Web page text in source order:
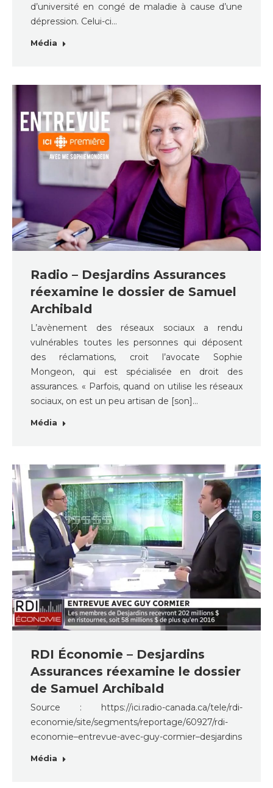
d’université en congé de maladie à cause d’une
dépression. Celui-ci…
Média
Radio – Desjardins Assurances
réexamine le dossier de Samuel
Archibald
L’avènement des réseaux sociaux a rendu
vulnérables toutes les personnes qui déposent
des réclamations, croit l’avocate Sophie
Mongeon, qui est spécialisée en droit des
assurances. « Parfois, quand on utilise les réseaux
sociaux, on est un peu artisan de [son]…
Média
RDI Économie – Desjardins
Assurances réexamine le dossier
de Samuel Archibald
Source : https://ici.radio-canada.ca/tele/rdi-
economie/site/segments/reportage/60927/rdi-
economie–entrevue-avec-guy-cormier–desjardins
Média